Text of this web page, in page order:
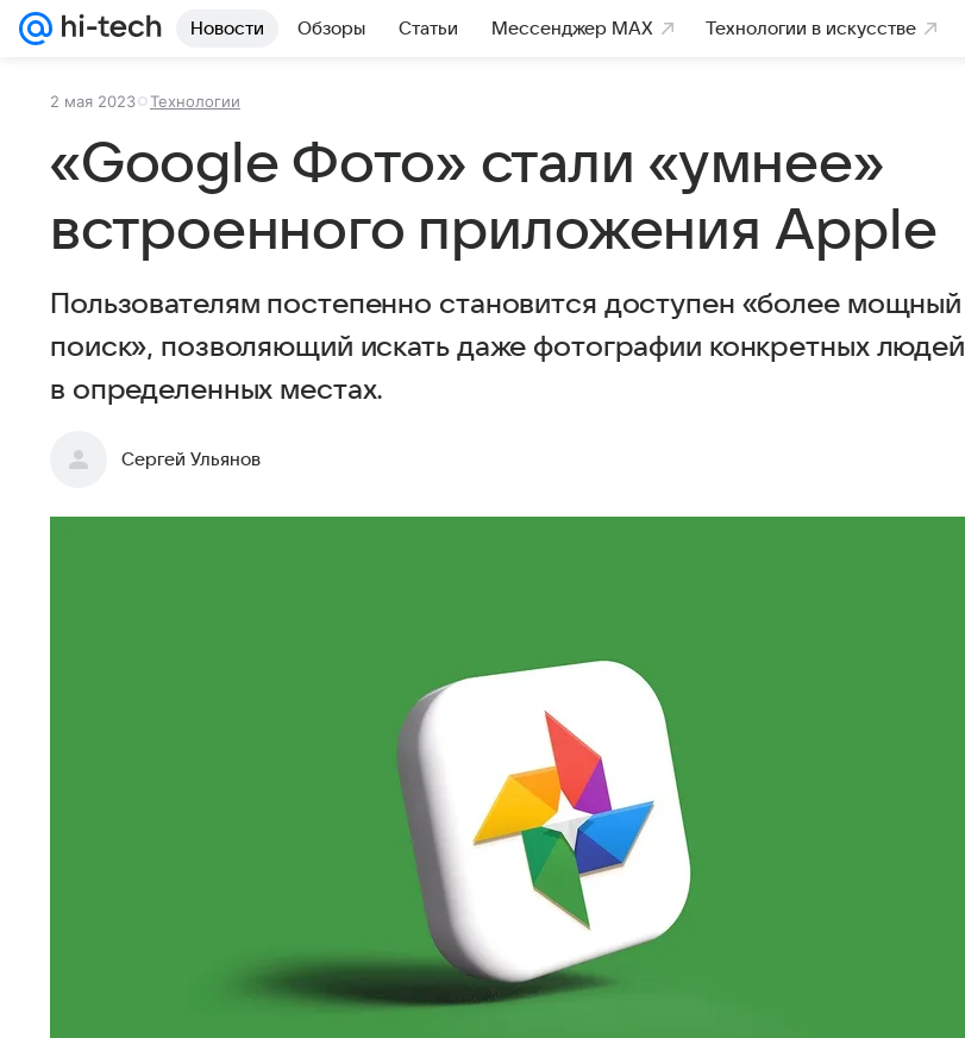
Новости Обзоры Статьи Мессенджер MAX Технологии в искусстве
2 мая 2023 Технологии
«Google Фото» стали «умнее»
встроенного приложения Apple
Пользователям постепенно становится доступен «более мощный
поиск», позволяющий искать даже фотографии конкретных людей
в определенных местах.
Сергей Ульянов